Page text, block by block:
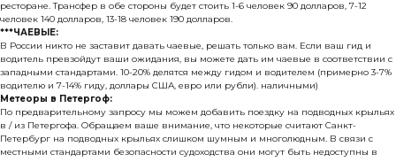
ресторане. Трансфер в обе стороны будет стоить 1-6 человек 90 долларов, 7-12
человек 140 долларов, 13-18 человек 190 долларов.
***ЧАЕВЫЕ:
В России никто не заставит давать чаевые, решать только вам. Если ваш гид и
водитель превзойдут ваши ожидания, вы можете дать им чаевые в соответствии с
западными стандартами. 10-20% делятся между гидом и водителем (примерно 3-7%
водителю и 7-14% гиду, доллары США, евро или рубли). наличными)
Метеоры в Петергоф:
По предварительному запросу мы можем добавить поездку на подводных крыльях
в / из Петергофа. Обращаем ваше внимание, что некоторые считают Санкт-
Петербург на подводных крыльях слишком шумным и многолюдным. В связи с
местными стандартами безопасности судоходства они могут быть недоступны в